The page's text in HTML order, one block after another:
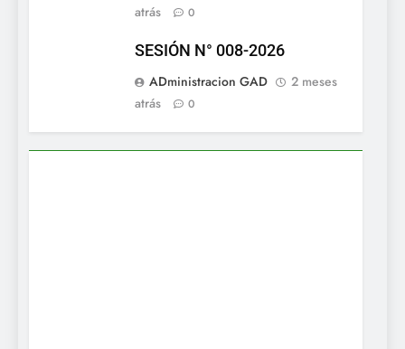
atrás
0
SESIÓN N° 008-2026
ADministracion GAD
2 meses
atrás
0